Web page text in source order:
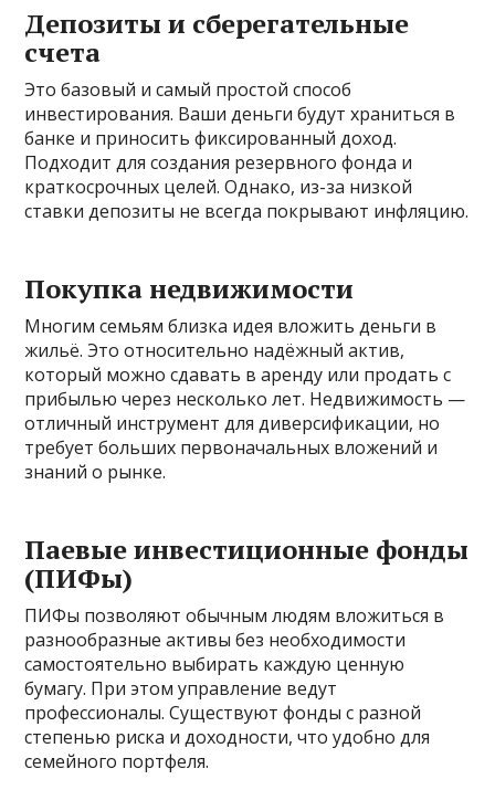
Депозиты и сберегательные
счета
Это базовый и самый простой способ
инвестирования. Ваши деньги будут храниться в
банке и приносить фиксированный доход.
Подходит для создания резервного фонда и
краткосрочных целей. Однако, из-за низкой
ставки депозиты не всегда покрывают инфляцию.
Покупка недвижимости
Многим семьям близка идея вложить деньги в
жильё. Это относительно надёжный актив,
который можно сдавать в аренду или продать с
прибылью через несколько лет. Недвижимость —
отличный инструмент для диверсификации, но
требует больших первоначальных вложений и
знаний о рынке.
Паевые инвестиционные фонды
(ПИФы)
ПИФы позволяют обычным людям вложиться в
разнообразные активы без необходимости
самостоятельно выбирать каждую ценную
бумагу. При этом управление ведут
профессионалы. Существуют фонды с разной
степенью риска и доходности, что удобно для
семейного портфеля.